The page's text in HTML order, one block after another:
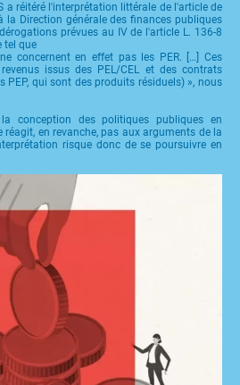
a réitéré l'interprétation littérale de l'article de
la Direction générale des finances publiques
prévues au IV de l'article L. 136-8
tel que
concernent en effet pas les PER. […] Ces
issus des PEL/CEL et des contrats
PEP, qui sont des produits résiduels) », nous
conception des politiques publiques en
réagit, en revanche, pas aux arguments de la
risque donc de se poursuivre en